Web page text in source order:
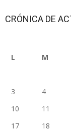
CRÓNICA DE
L
M
3
4
10
11
17
18